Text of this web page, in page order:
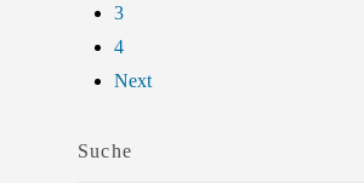
3
4
Next
Suche